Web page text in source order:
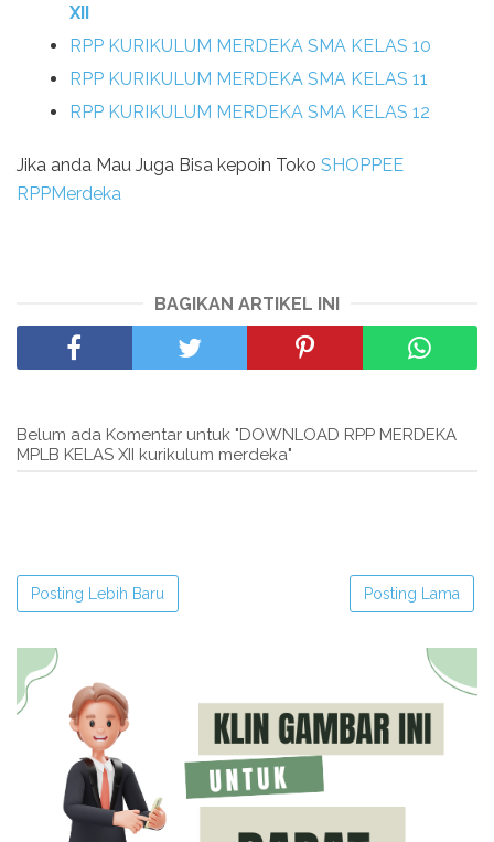
XII
RPP KURIKULUM MERDEKA SMA KELAS 10
RPP KURIKULUM MERDEKA SMA KELAS 11
RPP KURIKULUM MERDEKA SMA KELAS 12
Jika anda Mau Juga Bisa kepoin Toko SHOPPEE
RPPMerdeka
BAGIKAN ARTIKEL INI
Belum ada Komentar untuk "DOWNLOAD RPP MERDEKA
MPLB KELAS XII kurikulum merdeka"
Posting Lebih Baru Posting Lama